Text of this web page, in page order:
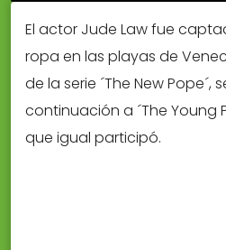
El actor Jude Law fue
ropa en las playas de
de la serie ´The New Pope´,
continuación a ´The Young
que igual participó.